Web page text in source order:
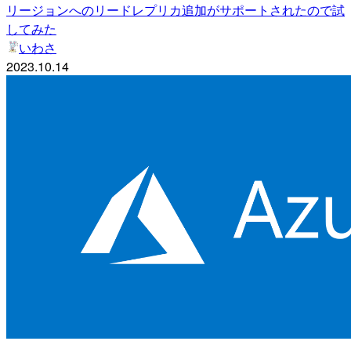
リージョンへのリードレプリカ追加がサポートされたので試
してみた
いわさ
2023.10.14